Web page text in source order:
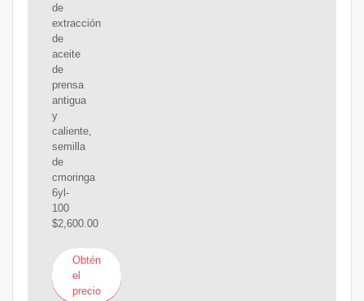
de
extracción
de
aceite
de
prensa
antigua
y
caliente,
semilla
de
cmoringa
6yl-
100
$2,600.00
Obtén
el
precio